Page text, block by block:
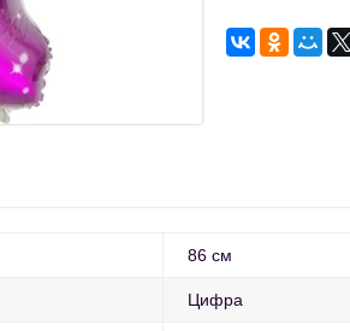
86 см
Цифра